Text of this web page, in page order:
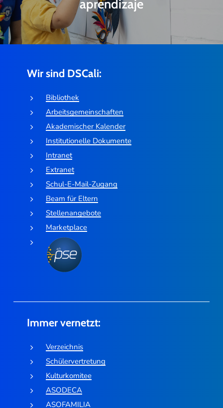
aprendizaje
Wir sind DSCali:
Bibliothek
Arbeitsgemeinschaften
Akademischer Kalender
Institutionelle Dokumente
Intranet
Extranet
Schul-E-Mail-Zugang
Beam für Eltern
Stellenangebote
Marketplace
Immer vernetzt:
Verzeichnis
Schülervertretung
Kulturkomitee
ASODECA
ASOFAMILIA